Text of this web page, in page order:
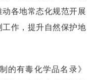
各地常态化规范开展
作，提升自然保护地
有毒化学品名录》